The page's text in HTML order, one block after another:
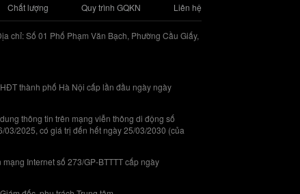
Chất lượng Quy trình GQKN Liên hệ
chỉ: Số 01 Phố Phạm Văn Bạch, Phường Cầu Giấy,
thành phố Hà Nội cấp lần đầu ngày ngày
thông tin trên mạng viễn thông di động số
2025, có giá trị đến hết ngày 25/03/2030 (của
Internet số 273/GP-BTTTT cấp ngày